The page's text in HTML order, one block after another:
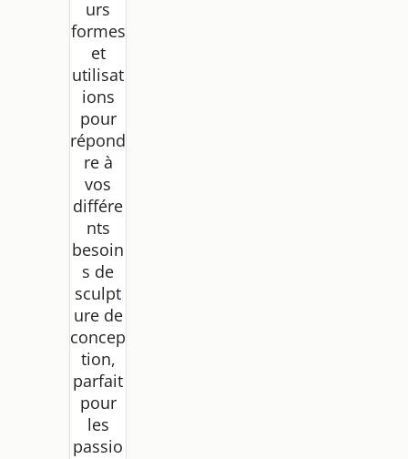
urs
formes
et
utilisat
ions
pour
répond
re à
vos
différe
nts
besoin
s de
sculpt
ure de
concep
tion,
parfait
pour
les
passio